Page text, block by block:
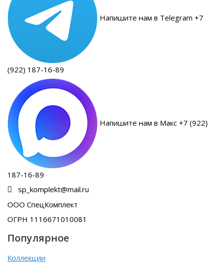
Напишите нам в Telegram +7
(922) 187-16-89
Напишите нам в Макс +7 (922)
187-16-89
sp_komplekt@mail.ru
ООО СпецКомплект
ОГРН 1116671010081
Популярное
Коллекции